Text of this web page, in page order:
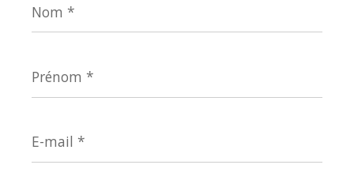
*
*
mail
*